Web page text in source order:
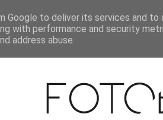
BLOG O MNIE WSPÓŁPRACA
Google to deliver its services and to
with performance and security
address abuse.